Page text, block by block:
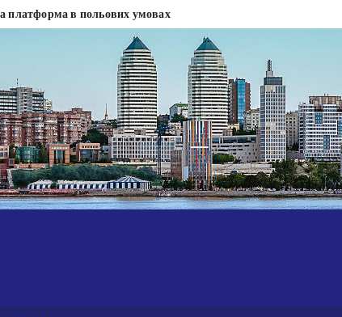
платформа в польових умовах
міськради Дніпра — ЗМІ
нелегального бізнесу, збагатився під час війни — ЗМІ
записали звернення про ситуацію на фронті
Безугла закликає валити Сирського
моду
керівництва армії